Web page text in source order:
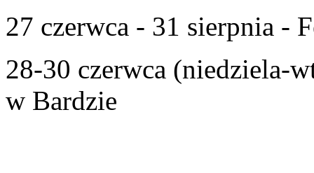
27 czerwca - 31 sierpnia -
28-30 czerwca (niedziela-
w Bardzie